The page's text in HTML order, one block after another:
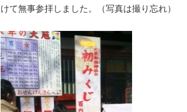
けて無事参拝しました。（写真は撮り忘れ）